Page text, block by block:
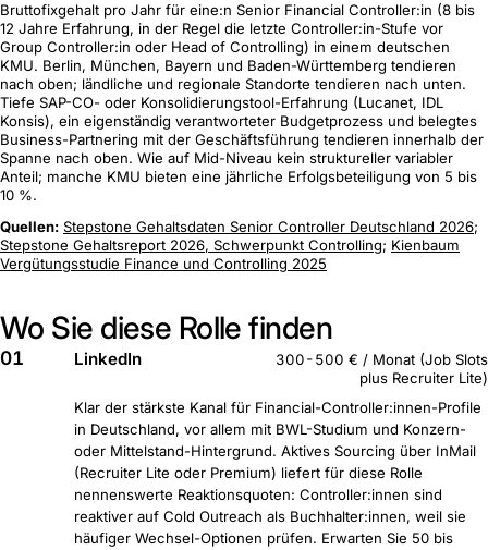
Bruttofixgehalt pro Jahr für eine:n Senior Financial Controller:in (8 bis
12 Jahre Erfahrung, in der Regel die letzte Controller:in-Stufe vor
Group Controller:in oder Head of Controlling) in einem deutschen
KMU. Berlin, München, Bayern und Baden-Württemberg tendieren
nach oben; ländliche und regionale Standorte tendieren nach unten.
Tiefe SAP-CO- oder Konsolidierungstool-Erfahrung (Lucanet, IDL
Konsis), ein eigenständig verantworteter Budgetprozess und belegtes
Business-Partnering mit der Geschäftsführung tendieren innerhalb der
Spanne nach oben. Wie auf Mid-Niveau kein struktureller variabler
Anteil; manche KMU bieten eine jährliche Erfolgsbeteiligung von 5 bis
10 %.
Quellen: Stepstone Gehaltsdaten Senior Controller Deutschland 2026;
Stepstone Gehaltsreport 2026, Schwerpunkt Controlling; Kienbaum
Vergütungsstudie Finance und Controlling 2025
Wo Sie diese Rolle finden
01 LinkedIn
300-500 € / Monat (Job Slots
plus Recruiter Lite)
Klar der stärkste Kanal für Financial-Controller:innen-Profile
in Deutschland, vor allem mit BWL-Studium und Konzern-
oder Mittelstand-Hintergrund. Aktives Sourcing über InMail
(Recruiter Lite oder Premium) liefert für diese Rolle
nennenswerte Reaktionsquoten: Controller:innen sind
reaktiver auf Cold Outreach als Buchhalter:innen, weil sie
häufiger Wechsel-Optionen prüfen. Erwarten Sie 50 bis